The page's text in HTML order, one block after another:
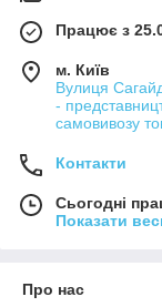
Працює з
м. Київ
Вулиця
-
самовивозу
Контакти
Сьогодні
Показати
Про нас